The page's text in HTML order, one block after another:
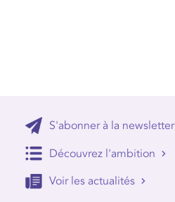
S'abonner à la newsletter
Découvrez l'ambition
Voir les actualités